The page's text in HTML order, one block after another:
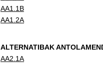
AA1.1B
AA1.2A
ALTERNATIBAK
AA2.1A